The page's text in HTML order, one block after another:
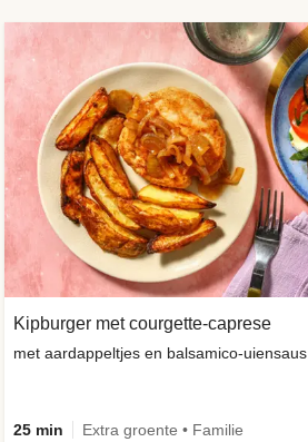
Kipburger met courgette-caprese
met aardappeltjes en balsamico-uiensaus
25 min Extra groente • Familie